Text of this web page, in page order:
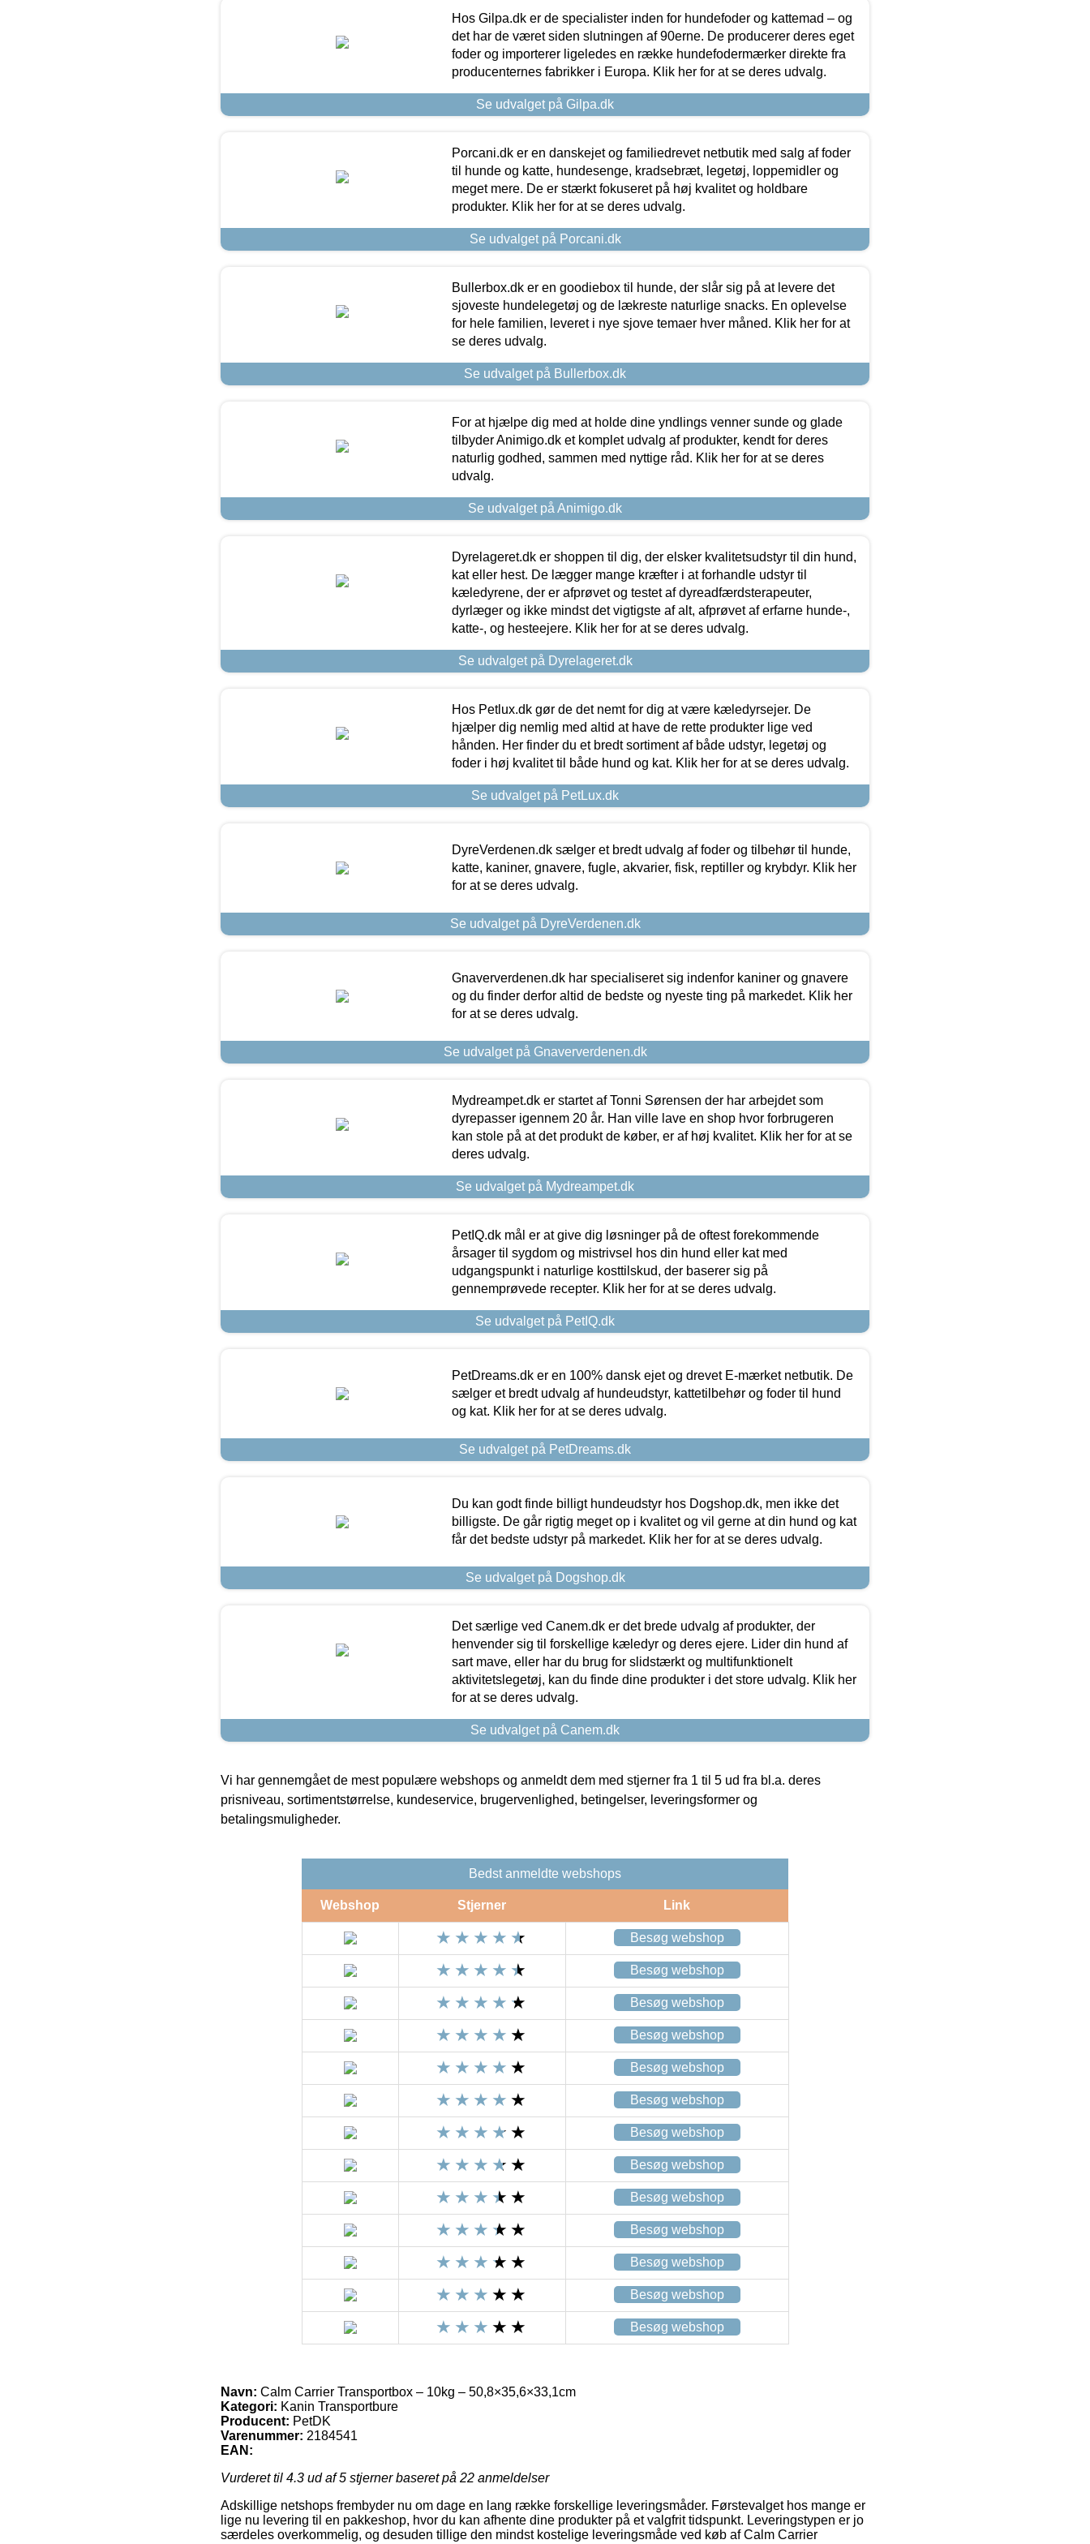
Hos Gilpa.dk er de specialister inden for hundefoder og kattemad – og
det har de været siden slutningen af 90erne. De producerer deres eget
foder og importerer ligeledes en række hundefodermærker direkte fra
producenternes fabrikker i Europa. Klik her for at se deres udvalg.
Se udvalget på Gilpa.dk
Porcani.dk er en danskejet og familiedrevet netbutik med salg af foder
til hunde og katte, hundesenge, kradsebræt, legetøj, loppemidler og
meget mere. De er stærkt fokuseret på høj kvalitet og holdbare
produkter. Klik her for at se deres udvalg.
Se udvalget på Porcani.dk
Bullerbox.dk er en goodiebox til hunde, der slår sig på at levere det
sjoveste hundelegetøj og de lækreste naturlige snacks. En oplevelse
for hele familien, leveret i nye sjove temaer hver måned. Klik her for at
se deres udvalg.
Se udvalget på Bullerbox.dk
For at hjælpe dig med at holde dine yndlings venner sunde og glade
tilbyder Animigo.dk et komplet udvalg af produkter, kendt for deres
naturlig godhed, sammen med nyttige råd. Klik her for at se deres
udvalg.
Se udvalget på Animigo.dk
Dyrelageret.dk er shoppen til dig, der elsker kvalitetsudstyr til din hund,
kat eller hest. De lægger mange kræfter i at forhandle udstyr til
kæledyrene, der er afprøvet og testet af dyreadfærdsterapeuter,
dyrlæger og ikke mindst det vigtigste af alt, afprøvet af erfarne hunde-,
katte-, og hesteejere. Klik her for at se deres udvalg.
Se udvalget på Dyrelageret.dk
Hos Petlux.dk gør de det nemt for dig at være kæledyrsejer. De
hjælper dig nemlig med altid at have de rette produkter lige ved
hånden. Her finder du et bredt sortiment af både udstyr, legetøj og
foder i høj kvalitet til både hund og kat. Klik her for at se deres udvalg.
Se udvalget på PetLux.dk
DyreVerdenen.dk sælger et bredt udvalg af foder og tilbehør til hunde,
katte, kaniner, gnavere, fugle, akvarier, fisk, reptiller og krybdyr. Klik her
for at se deres udvalg.
Se udvalget på DyreVerdenen.dk
Gnaververdenen.dk har specialiseret sig indenfor kaniner og gnavere
og du finder derfor altid de bedste og nyeste ting på markedet. Klik her
for at se deres udvalg.
Se udvalget på Gnaververdenen.dk
Mydreampet.dk er startet af Tonni Sørensen der har arbejdet som
dyrepasser igennem 20 år. Han ville lave en shop hvor forbrugeren
kan stole på at det produkt de køber, er af høj kvalitet. Klik her for at se
deres udvalg.
Se udvalget på Mydreampet.dk
PetIQ.dk mål er at give dig løsninger på de oftest forekommende
årsager til sygdom og mistrivsel hos din hund eller kat med
udgangspunkt i naturlige kosttilskud, der baserer sig på
gennemprøvede recepter. Klik her for at se deres udvalg.
Se udvalget på PetIQ.dk
PetDreams.dk er en 100% dansk ejet og drevet E-mærket netbutik. De
sælger et bredt udvalg af hundeudstyr, kattetilbehør og foder til hund
og kat. Klik her for at se deres udvalg.
Se udvalget på PetDreams.dk
Du kan godt finde billigt hundeudstyr hos Dogshop.dk, men ikke det
billigste. De går rigtig meget op i kvalitet og vil gerne at din hund og kat
får det bedste udstyr på markedet. Klik her for at se deres udvalg.
Se udvalget på Dogshop.dk
Det særlige ved Canem.dk er det brede udvalg af produkter, der
henvender sig til forskellige kæledyr og deres ejere. Lider din hund af
sart mave, eller har du brug for slidstærkt og multifunktionelt
aktivitetslegetøj, kan du finde dine produkter i det store udvalg. Klik her
for at se deres udvalg.
Se udvalget på Canem.dk
Vi har gennemgået de mest populære webshops og anmeldt dem med stjerner fra 1 til 5 ud fra bl.a. deres
prisniveau, sortimentstørrelse, kundeservice, brugervenlighed, betingelser, leveringsformer og
betalingsmuligheder.
Bedst anmeldte webshops
Webshop Stjerner Link
Besøg webshop
Besøg webshop
Besøg webshop
Besøg webshop
Besøg webshop
Besøg webshop
Besøg webshop
Besøg webshop
Besøg webshop
Besøg webshop
Besøg webshop
Besøg webshop
Besøg webshop
Navn: Calm Carrier Transportbox – 10kg – 50,8×35,6×33,1cm
Kategori: Kanin Transportbure
Producent: PetDK
Varenummer: 2184541
EAN:
Vurderet til 4.3 ud af 5 stjerner baseret på 22 anmeldelser
Adskillige netshops frembyder nu om dage en lang række forskellige leveringsmåder. Førstevalget hos mange er
lige nu levering til en pakkeshop, hvor du kan afhente dine produkter på et valgfrit tidspunkt. Leveringstypen er jo
særdeles overkommelig, og desuden tillige den mindst kostelige leveringsmåde ved køb af Calm Carrier